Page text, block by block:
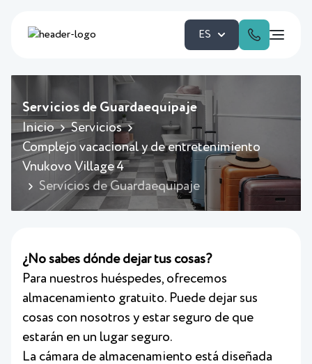
ES
Servicios de Guardaequipaje
Inicio
Servicios
Complejo vacacional y de entretenimiento
Vnukovo Village 4
Servicios de Guardaequipaje
¿No sabes dónde dejar tus cosas?
Para nuestros huéspedes, ofrecemos
almacenamiento gratuito. Puede dejar sus
cosas con nosotros y estar seguro de que
estarán en un lugar seguro.
La cámara de almacenamiento está diseñada